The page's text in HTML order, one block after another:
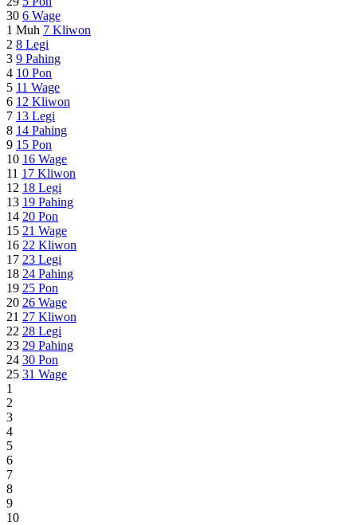
30 6 Wage
1 Muh 7 Kliwon
2 8 Legi
3 9 Pahing
4 10 Pon
5 11 Wage
6 12 Kliwon
7 13 Legi
8 14 Pahing
9 15 Pon
10 16 Wage
11 17 Kliwon
12 18 Legi
13 19 Pahing
14 20 Pon
15 21 Wage
16 22 Kliwon
17 23 Legi
18 24 Pahing
19 25 Pon
20 26 Wage
21 27 Kliwon
22 28 Legi
23 29 Pahing
24 30 Pon
25 31 Wage
1
2
3
4
5
6
7
8
9
10